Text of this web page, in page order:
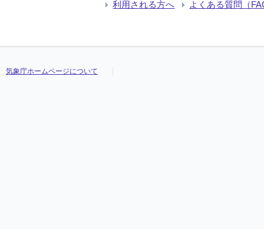
利用される方へ よくある質問（
気象庁ホームページについて